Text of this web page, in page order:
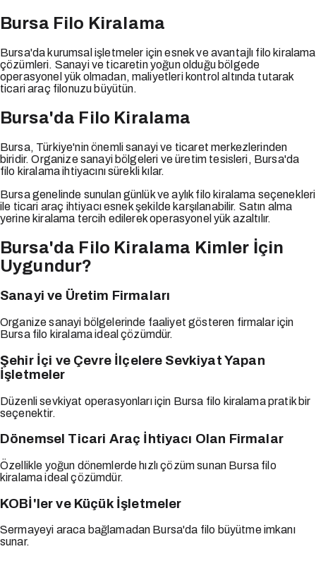
Bursa Filo Kiralama
Bursa'da kurumsal işletmeler için esnek ve avantajlı filo kiralama
çözümleri. Sanayi ve ticaretin yoğun olduğu bölgede
operasyonel yük olmadan, maliyetleri kontrol altında tutarak
ticari araç filonuzu büyütün.
Bursa'da Filo Kiralama
Bursa, Türkiye'nin önemli sanayi ve ticaret merkezlerinden
biridir. Organize sanayi bölgeleri ve üretim tesisleri, Bursa'da
filo kiralama ihtiyacını sürekli kılar.
Bursa genelinde sunulan günlük ve aylık filo kiralama seçenekleri
ile ticari araç ihtiyacı esnek şekilde karşılanabilir. Satın alma
yerine kiralama tercih edilerek operasyonel yük azaltılır.
Bursa'da Filo Kiralama Kimler İçin
Uygundur?
Sanayi ve Üretim Firmaları
Organize sanayi bölgelerinde faaliyet gösteren firmalar için
Bursa filo kiralama ideal çözümdür.
Şehir İçi ve Çevre İlçelere Sevkiyat Yapan
İşletmeler
Düzenli sevkiyat operasyonları için Bursa filo kiralama pratik bir
seçenektir.
Dönemsel Ticari Araç İhtiyacı Olan Firmalar
Özellikle yoğun dönemlerde hızlı çözüm sunan Bursa filo
kiralama ideal çözümdür.
KOBİ'ler ve Küçük İşletmeler
Sermayeyi araca bağlamadan Bursa'da filo büyütme imkanı
sunar.